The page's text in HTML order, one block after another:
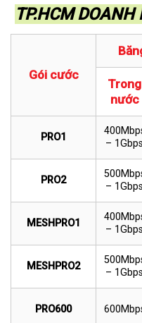
TP.HCM
Gói cước
Trong
nước
PRO1
– 1Gbps
PRO2
– 1Gbps
MESHPRO1
– 1Gbps
MESHPRO2
– 1Gbps
PRO600